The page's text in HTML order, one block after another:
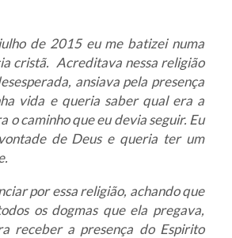
de 2015 eu me batizei numa
cristã. Acreditava nessa religião
ansiava pela presença
vida e queria saber qual era a
o caminho que eu devia seguir. Eu
de Deus e queria ter um
por essa religião, achando que
os dogmas que ela pregava,
receber a presença do Espirito